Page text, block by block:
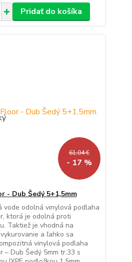
Pridať do košíka
61,04 €
- 17 %
- Dub Šedý 5+1,5mm
vode odolná vinylová podlaha
ktorá je odolná proti
Taktiež je vhodná na
a ľahko sa
vinylová podlaha
– Dub Šedý 5mm tr.33 s